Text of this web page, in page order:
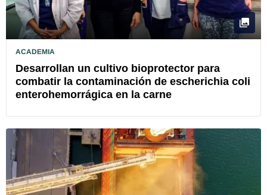
ACADEMIA
Desarrollan un cultivo bioprotector para
combatir la contaminación de escherichia coli
enterohemorrágica en la carne